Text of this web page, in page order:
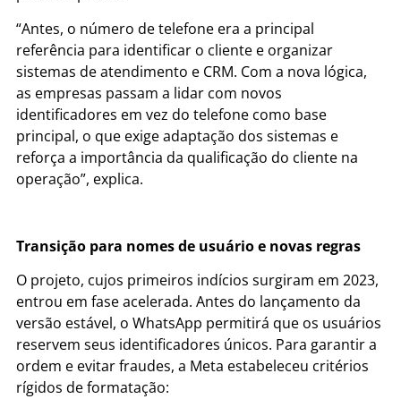
“Antes, o número detelefone era a principal
referência para identificar o cliente e organizar
sistemas deatendimento e CRM. Com a nova lógica,
as empresas passam a lidar com novos
identificadores em vez do telefone como base
principal, o que exige adaptação dos sistemas e
reforça a importância da qualificação do cliente na
operação”, explica.
Transição para nomes de usuário e novas regras
O projeto, cujos primeiros indícios surgiram em 2023,
entrou em fase acelerada. Antes do lançamento da
versão estável, o WhatsApp permitirá que os usuários
reservem seus identificadores únicos. Para garantir a
ordem e evitar fraudes, a Meta estabeleceu critérios
rígidos de formatação: